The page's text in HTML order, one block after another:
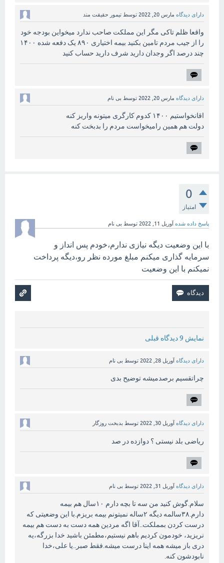
دارای دیدگاه مارس 20, 2022 توسط تیمور حقیقت مند
واقعا ظلم تاکی مگر این مملکت صاحب ندارد میخواین بودجه خود
را از جیب مردم تامین بکنید بیمه اختیاری ۸۹۰ یک دفعه شده ۱۴۰۰
چند درصد اگر وجدان دارید شرف دارید حساب کنید
دارای دیدگاه مارس 20, 2022 توسط بی نام
اقانخواستیم ۱۴۰۰ کدوم کارگری میتونه واریز کنه
دولت هم همین رامیخواست مردم را بدبخت کنه
0
امتیاز
پاسخ داده شده آوریل 11, 2022 توسط بی نام
با این وضعیت دیگه نیازی ندارم،خودم پس انداز و
سرمایه گذاری میکنم مبلغ مورده نظر رو،دیگه پرداخت
نمیکنم با این وضعیت
نمایش 9 دیدگاه قبلی
دارای دیدگاه آوریل 28, 2022 توسط بی نام
چراتقسیم برصدمیشه توضیح بدی
دارای دیدگاه آوریل 30, 2022 توسط بدبخت روزگار
ریاضی بلد نیستی ؟ دوازده در صد
دارای دیدگاه آوریل 31, 2022 توسط بی نام
سلام.گوش کنید من سه تا بچه دارم ۱۰سال هم بیمه
دارم.۳۸سالمه دیگه ۲ساله نمیتونم بیمه بریزم.با این وضعیتی که
درست کردن بمملکت..آقا اگه مردین همه دست به دست هم بیمه
نریزید، خودمون کردیم باهم نیستیم،مطمئن باشید خدا بزرگه،یه
دری باز میشه همه اینا درست میشه.فقط صبر..یا علی،خدا
نابودشون کنه.